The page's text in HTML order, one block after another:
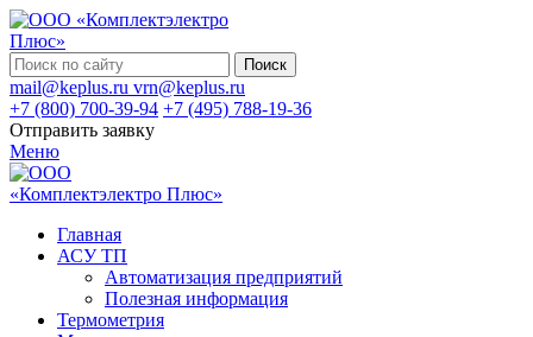
Поиск
mail@keplus.ru vrn@keplus.ru
+7 (800) 700-39-94 +7 (495) 788-19-36
Отправить заявку
Меню
Главная
АСУ ТП
Автоматизация предприятий
Полезная информация
Термометрия